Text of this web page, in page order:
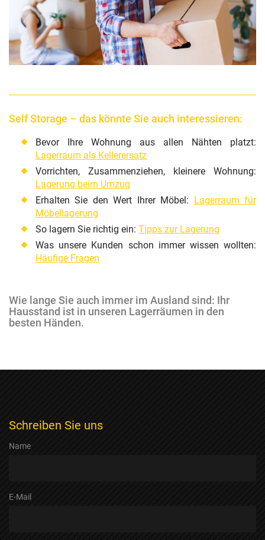
Self Storage – das könnte Sie auch interessieren:
Bevor Ihre Wohnung aus allen Nähten platzt:
Lagerraum als Kellerersatz
Vorrichten, Zusammenziehen, kleinere Wohnung:
Lagerung beim Umzug
Erhalten Sie den Wert Ihrer Möbel:
Lagerraum für
Möbellagerung
So lagern Sie richtig ein: Tipps zur Lagerung
Was unsere Kunden schon immer wissen wollten:
Häufige Fragen
Wie lange Sie auch immer im Ausland sind: Ihr
Hausstand ist in unseren Lagerräumen in den
besten Händen.
Schreiben Sie uns
Name
E-Mail